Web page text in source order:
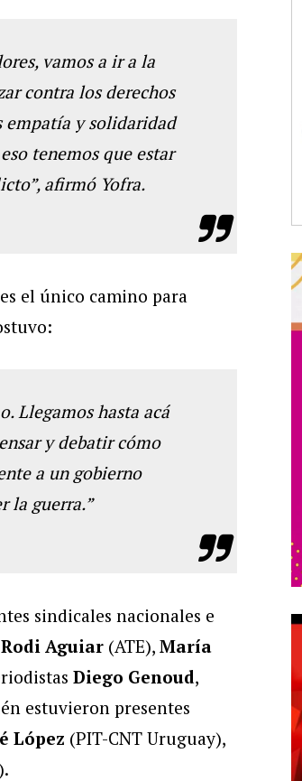
vamos a ir a la
contra los derechos
empatía y solidaridad
tenemos que estar
afirmó Yofra.
el único camino para
Llegamos hasta acá
y debatir cómo
a un gobierno
la guerra.”
sindicales nacionales e
Rodi Aguiar (ATE), María
Diego Genoud,
estuvieron presentes
López (PIT-CNT Uruguay),